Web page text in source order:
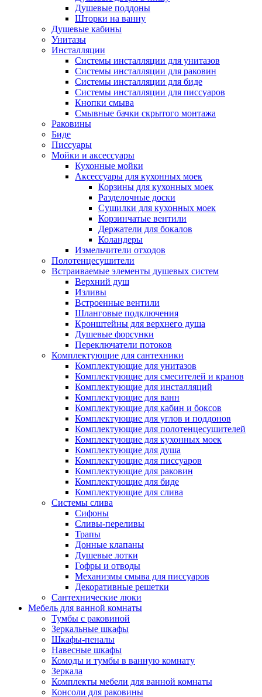
Душевые поддоны
Шторки на ванну
Душевые кабины
Унитазы
Инсталляции
Системы инсталляции для унитазов
Системы инсталляции для раковин
Системы инсталляции для биде
Системы инсталляции для писсуаров
Кнопки смыва
Смывные бачки скрытого монтажа
Раковины
Биде
Писсуары
Мойки и аксессуары
Кухонные мойки
Аксессуары для кухонных моек
Корзины для кухонных моек
Разделочные доски
Сушилки для кухонных моек
Корзинчатые вентили
Держатели для бокалов
Коландеры
Измельчители отходов
Полотенцесушители
Встраиваемые элементы душевых систем
Верхний душ
Изливы
Встроенные вентили
Шланговые подключения
Кронштейны для верхнего душа
Душевые форсунки
Переключатели потоков
Комплектующие для сантехники
Комплектующие для унитазов
Комплектующие для смесителей и кранов
Комплектующие для инсталляций
Комплектующие для ванн
Комплектующие для кабин и боксов
Комплектующие для углов и поддонов
Комплектующие для полотенцесушителей
Комплектующие для кухонных моек
Комплектующие для душа
Комплектующие для писсуаров
Комплектующие для раковин
Комплектующие для биде
Комплектующие для слива
Системы слива
Сифоны
Сливы-переливы
Трапы
Донные клапаны
Душевые лотки
Гофры и отводы
Механизмы смыва для писсуаров
Декоративные решетки
Сантехнические люки
Мебель для ванной комнаты
Тумбы с раковиной
Зеркальные шкафы
Шкафы-пеналы
Навесные шкафы
Комоды и тумбы в ванную комнату
Зеркала
Комплекты мебели для ванной комнаты
Консоли для раковины